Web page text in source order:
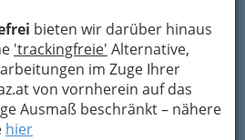
bieten wir darüber hinaus
'trackingfreie' Alternative,
im Zuge Ihrer
von vornherein auf das
Ausmaß beschränkt – nähere
hier